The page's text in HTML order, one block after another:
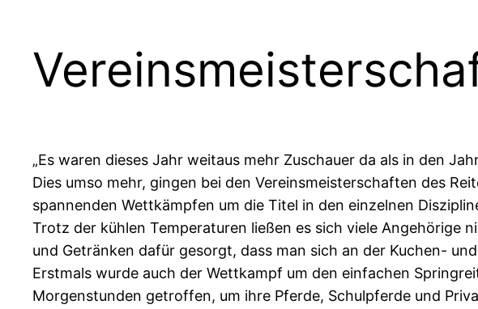
„Es waren dieses Jahr weitaus mehr Zuschauer da als in den
Dies umso mehr, gingen bei den Vereinsmeisterschaften des
spannenden Wettkämpfen um die Titel in den einzelnen
Trotz der kühlen Temperaturen ließen es sich viele Angehörige
und Getränken dafür gesorgt, dass man sich an der Kuchen-
Erstmals wurde auch der Wettkampf um den einfachen
Morgenstunden getroffen, um ihre Pferde, Schulpferde und